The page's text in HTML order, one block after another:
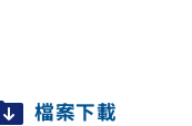
檔案下載